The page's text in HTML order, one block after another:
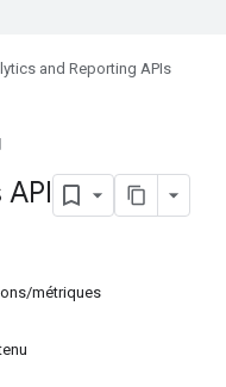
and Reporting APIs
métriques